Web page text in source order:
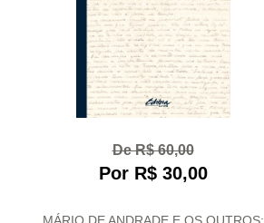
De R$ 60,00
Por R$ 30,00